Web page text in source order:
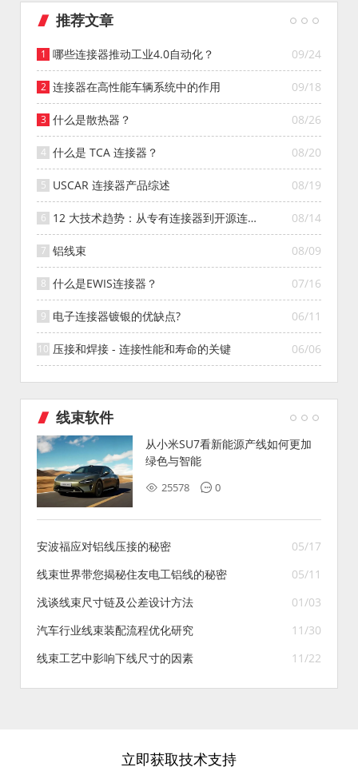
推荐文章
09/24
哪些连接器推动工业4.0自动化？
09/18
连接器在高性能车辆系统中的作用
08/26
什么是散热器？
08/20
什么是 TCA 连接器？
08/19
USCAR 连接器产品综述
08/14
12 大技术趋势：从专有连接器到开源连接
器的演变
08/09
铝线束
07/16
什么是EWIS连接器？
06/11
电子连接器镀银的优缺点?
06/06
压接和焊接 - 连接性能和寿命的关键
线束软件
从小米SU7看新能源产线如何更加
绿色与智能
25578 0
05/17
安波福应对铝线压接的秘密
05/11
线束世界带您揭秘住友电工铝线的秘密
01/03
浅谈线束尺寸链及公差设计方法
11/30
汽车行业线束装配流程优化研究
11/22
线束工艺中影响下线尺寸的因素
立即获取技术支持